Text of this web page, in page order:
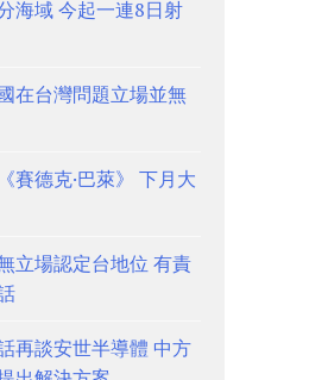
海域 今起一連8日射
在台灣問題立場並無
賽德克·巴萊》 下月大
立場認定台地位 有責
再談安世半導體 中方